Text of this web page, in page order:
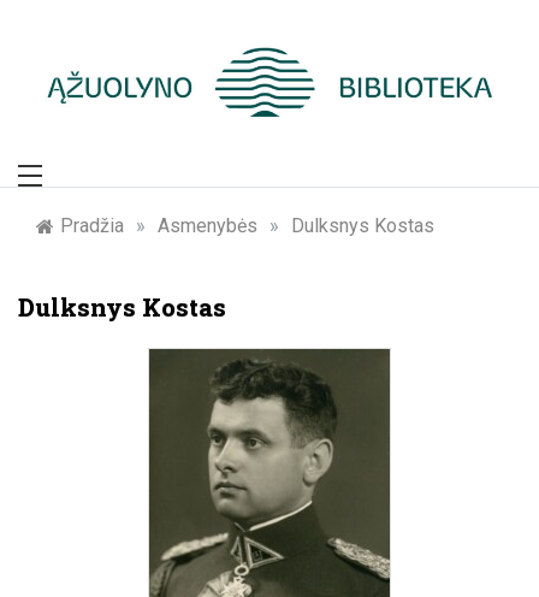
Žymūs Kauno
žmonės: atminimo
įamžinimas
Pradžia » Asmenybės » Dulksnys Kostas
Dulksnys Kostas